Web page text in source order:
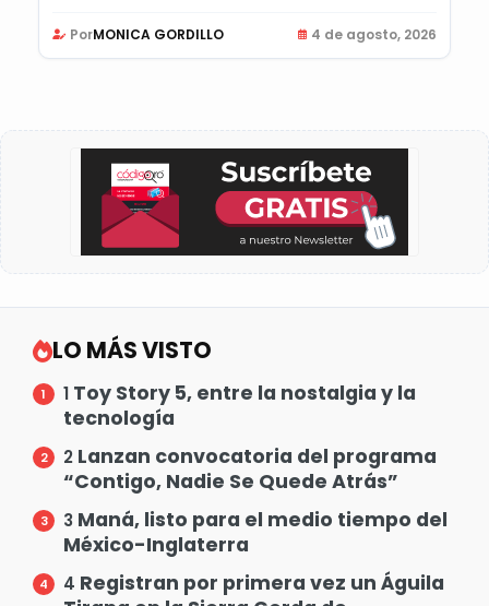
PorMONICA GORDILLO 4 de agosto, 2026
LO MÁS VISTO
1 Toy Story 5, entre la nostalgia y la
tecnología
2 Lanzan convocatoria del programa
“Contigo, Nadie Se Quede Atrás”
3 Maná, listo para el medio tiempo del
México-Inglaterra
4 Registran por primera vez un Águila